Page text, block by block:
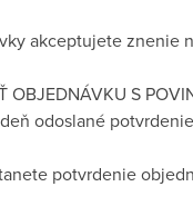
akceptujete znenie
OBJEDNÁVKU S
odoslané
potvrdenie